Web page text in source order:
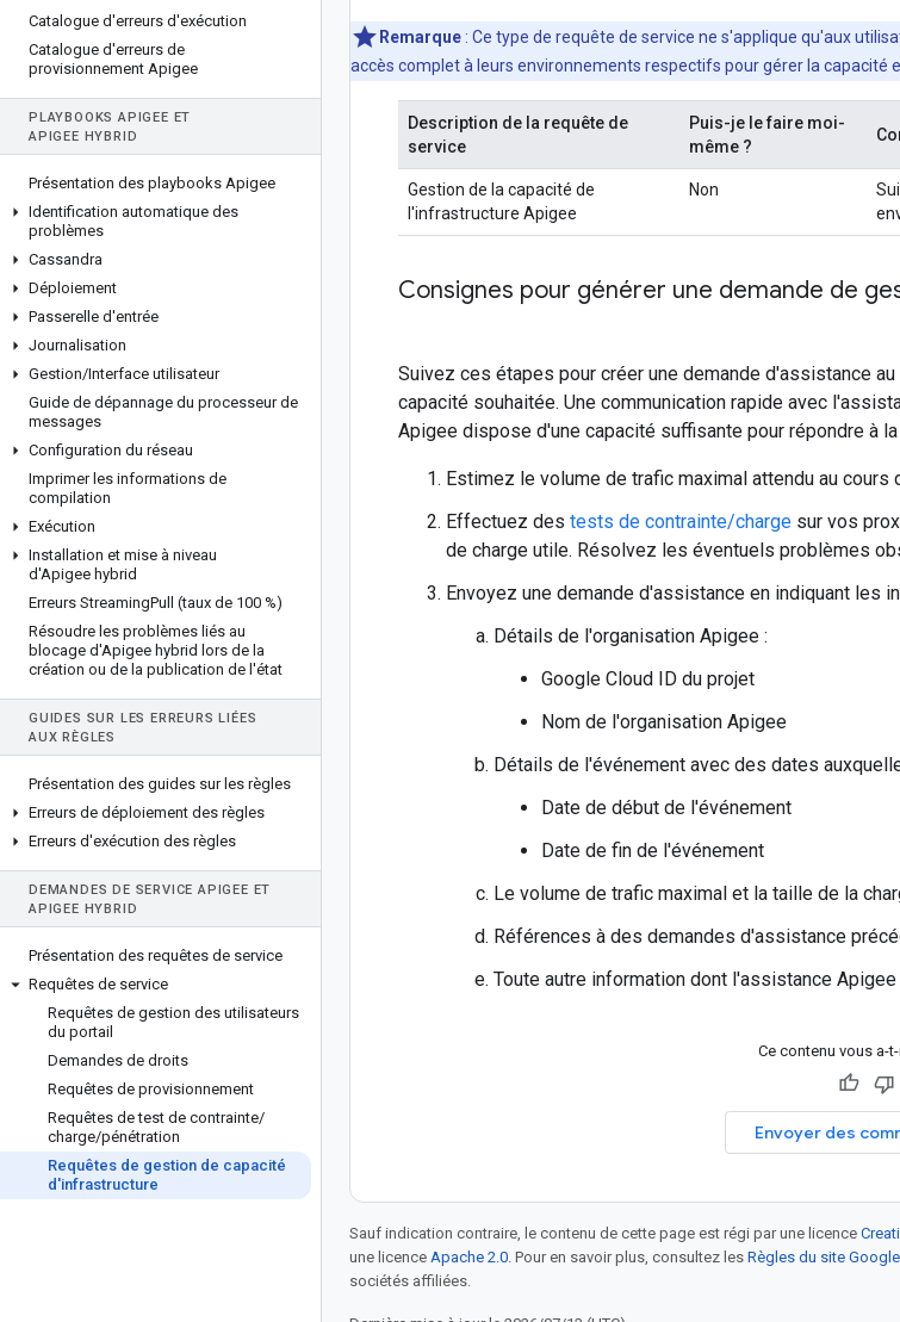
Catalogue d'erreurs d'exécution
Catalogue d'erreurs de
provisionnement Apigee
PLAYBOOKS APIGEE ET
APIGEE HYBRID
Présentation des playbooks Apigee
Identification automatique des
problèmes
Cassandra
Déploiement
Passerelle d'entrée
Journalisation
Gestion/Interface utilisateur
Guide de dépannage du processeur de
messages
Configuration du réseau
Imprimer les informations de
compilation
Exécution
Installation et mise à niveau
d'Apigee hybrid
Erreurs StreamingPull (taux de 100 %)
Résoudre les problèmes liés au
blocage d'Apigee hybrid lors de la
création ou de la publication de l'état
GUIDES SUR LES ERREURS LIÉES
AUX RÈGLES
Présentation des guides sur les règles
Erreurs de déploiement des règles
Erreurs d'exécution des règles
DEMANDES DE SERVICE APIGEE ET
APIGEE HYBRID
Présentation des requêtes de service
Requêtes de service
Requêtes de gestion des utilisateurs
du portail
Demandes de droits
Requêtes de provisionnement
Requêtes de test de contrainte/
charge/pénétration
Requêtes de gestion de capacité
d'infrastructure
Remarque : Ce type de requête de service ne s'applique qu'aux
accès complet à leurs environnements respectifs pour gérer la capacité
Description de la requête de
service
Puis-je le faire moi-
même ?
Gestion de la capacité de
l'infrastructure Apigee
Non
Consignes pour générer une demande de
Suivez ces étapes pour créer une demande d'assistance
capacité souhaitée. Une communication rapide avec
Apigee dispose d'une capacité suffisante pour répondre à
Estimez le volume de trafic maximal attendu au
Effectuez des tests de contrainte/charge sur vos
de charge utile. Résolvez les éventuels problèmes
Envoyez une demande d'assistance en indiquant les
Détails de l'organisation Apigee :
Google Cloud ID du projet
Nom de l'organisation Apigee
Détails de l'événement avec des dates
Date de début de l'événement
Date de fin de l'événement
Le volume de trafic maximal et la taille de la
Références à des demandes d'assistance
Toute autre information dont l'assistance
Ce contenu vous a-
Envoyer des
Sauf indication contraire, le contenu de cette page est régi par une licence
une licence Apache 2.0. Pour en savoir plus, consultez les Règles du site
sociétés affiliées.